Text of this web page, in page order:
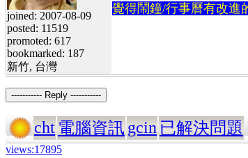
joined: 2007-08-09
posted: 11519
promoted: 617
bookmarked: 187
新竹, 台灣
覺得鬧鐘/行事曆有改進
----------- Reply -----------
cht 電腦資訊 gcin 已解決問題
views:17895